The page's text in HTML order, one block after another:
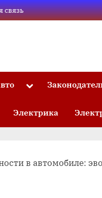
связь
Toggle
Электрика
в автомобиле: